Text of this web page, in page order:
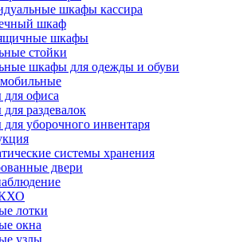
шкафы кассира
шкаф
шкафы
стойки
шкафы для одежды и обуви
офиса
раздевалок
уборочного инвентаря
системы хранения
двери
лотки
окна
узлы